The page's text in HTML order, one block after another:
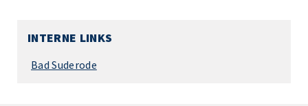
INTERNE LINKS
Bad Suderode